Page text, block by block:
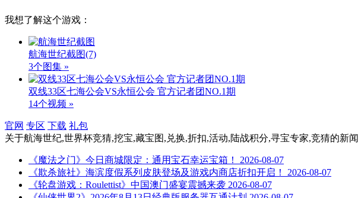
我想了解这个游戏：
航海世纪截图(7)
3个图集 »
双线33区七海公会VS永恒公会 官方记者团NO.1期
14个视频 »
官网 专区 下载 礼包
关于航海世纪,世界杯竞猜,挖宝,藏宝图,兑换,折扣,活动,陆战积分,寻宝专家,竞猜的新闻
《魔法之门》今日商城限定：通用宝石幸运宝箱！
2026-08-07
《欺杀旅社》海滨度假系列皮肤登场及游戏内商店折扣开启！
2026-08-07
《轮盘游戏：Roulettist》中国澳门盛宴震撼来袭 2026-08-07